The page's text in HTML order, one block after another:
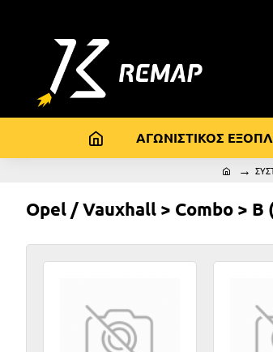
ΑΓΩΝΙΣΤΙΚΟΣ
Opel / Vauxhall > Combo > B